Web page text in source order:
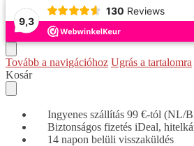
9,3
130 Reviews
Tovább a navigációhoz Ugrás a tartalomra
Kosár
Ingyenes szállítás 99 €-tól (NL/
Biztonságos fizetés iDeal,
14 napon belüli visszaküldés